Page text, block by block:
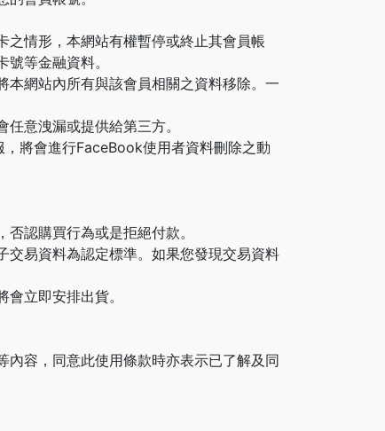
之情形，本網站有權暫停或終止其會員帳
等金融資料。
網站內所有與該會員相關之資料移除。一
意洩漏或提供給第三方。
將會進行FaceBook使用者資料刪除之動
認購買行為或是拒絕付款。
交易資料為認定標準。如果您發現交易資料
立即安排出貨。
容，同意此使用條款時亦表示已了解及同